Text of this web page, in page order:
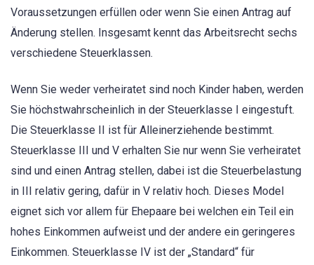
Voraussetzungen erfüllen oder wenn Sie einen Antrag auf
Änderung stellen. Insgesamt kennt das Arbeitsrecht sechs
verschiedene Steuerklassen.
Wenn Sie weder verheiratet sind noch Kinder haben, werden
Sie höchstwahrscheinlich in der Steuerklasse I eingestuft.
Die Steuerklasse II ist für Alleinerziehende bestimmt.
Steuerklasse III und V erhalten Sie nur wenn Sie verheiratet
sind und einen Antrag stellen, dabei ist die Steuerbelastung
in III relativ gering, dafür in V relativ hoch. Dieses Model
eignet sich vor allem für Ehepaare bei welchen ein Teil ein
hohes Einkommen aufweist und der andere ein geringeres
Einkommen. Steuerklasse IV ist der „Standard“ für